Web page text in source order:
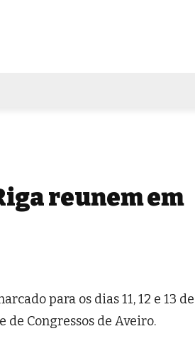
reunem em
para os dias 11, 12 e 13 de
Congressos de Aveiro.